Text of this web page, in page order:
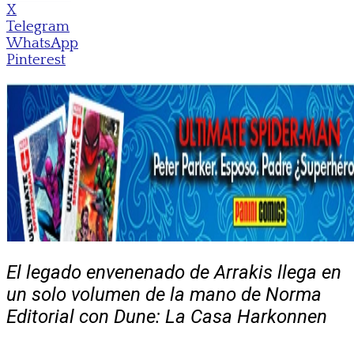
X
Telegram
WhatsApp
Pinterest
El legado envenenado de Arrakis llega en
un solo volumen de la mano de Norma
Editorial con Dune: La Casa Harkonnen